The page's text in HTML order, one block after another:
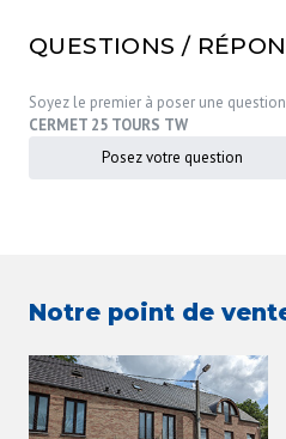
QUESTIONS /
Soyez le premier à poser une
CERMET 25 TOURS TW
Posez votre question
Notre point de